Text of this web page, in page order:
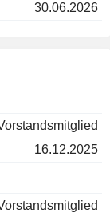
30.06.2026
16.12.2025